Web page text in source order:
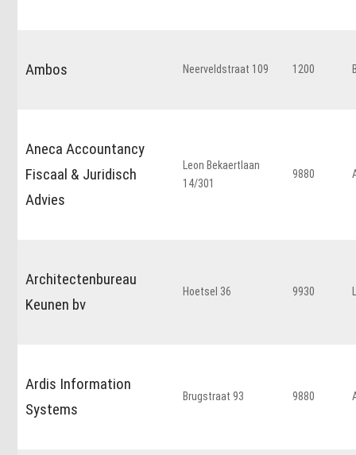
Ambos Neerveldstraat 109 1200
Aneca Accountancy
Fiscaal & Juridisch
Advies
Leon Bekaertlaan
14/301
9880
Architectenbureau
Keunen bv
Hoetsel 36 9930
Ardis Information
Systems
Brugstraat 93 9880